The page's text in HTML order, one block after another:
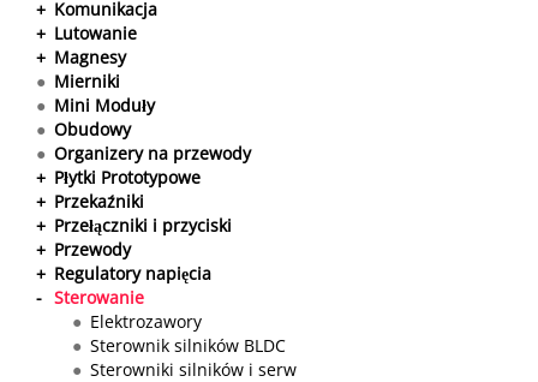
+ Komunikacja
+ Lutowanie
+ Magnesy
● Mierniki
● Mini Moduły
● Obudowy
● Organizery na przewody
+ Płytki Prototypowe
+ Przekaźniki
+ Przełączniki i przyciski
+ Przewody
+ Regulatory napięcia
- Sterowanie
● Elektrozawory
● Sterownik silników BLDC
● Sterowniki silników i serw